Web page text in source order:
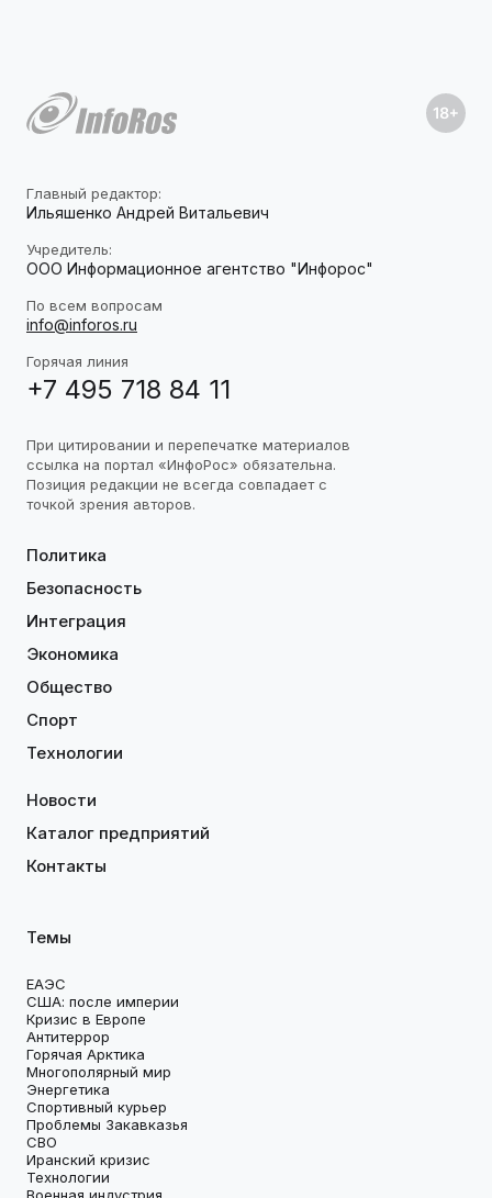
Главный редактор:
Ильяшенко Андрей Витальевич
Учредитель:
ООО Информационное агентство "Инфорос"
По всем вопросам
info@inforos.ru
Горячая линия
+7 495 718 84 11
При цитировании и перепечатке материалов
ссылка на портал «ИнфоРос» обязательна.
Позиция редакции не всегда совпадает с
точкой зрения авторов.
Политика
Безопасность
Интеграция
Экономика
Общество
Спорт
Технологии
Новости
Каталог предприятий
Контакты
Темы
ЕАЭС
США: после империи
Кризис в Европе
Антитеррор
Горячая Арктика
Многополярный мир
Энергетика
Спортивный курьер
Проблемы Закавказья
СВО
Иранский кризис
Технологии
Военная индустрия